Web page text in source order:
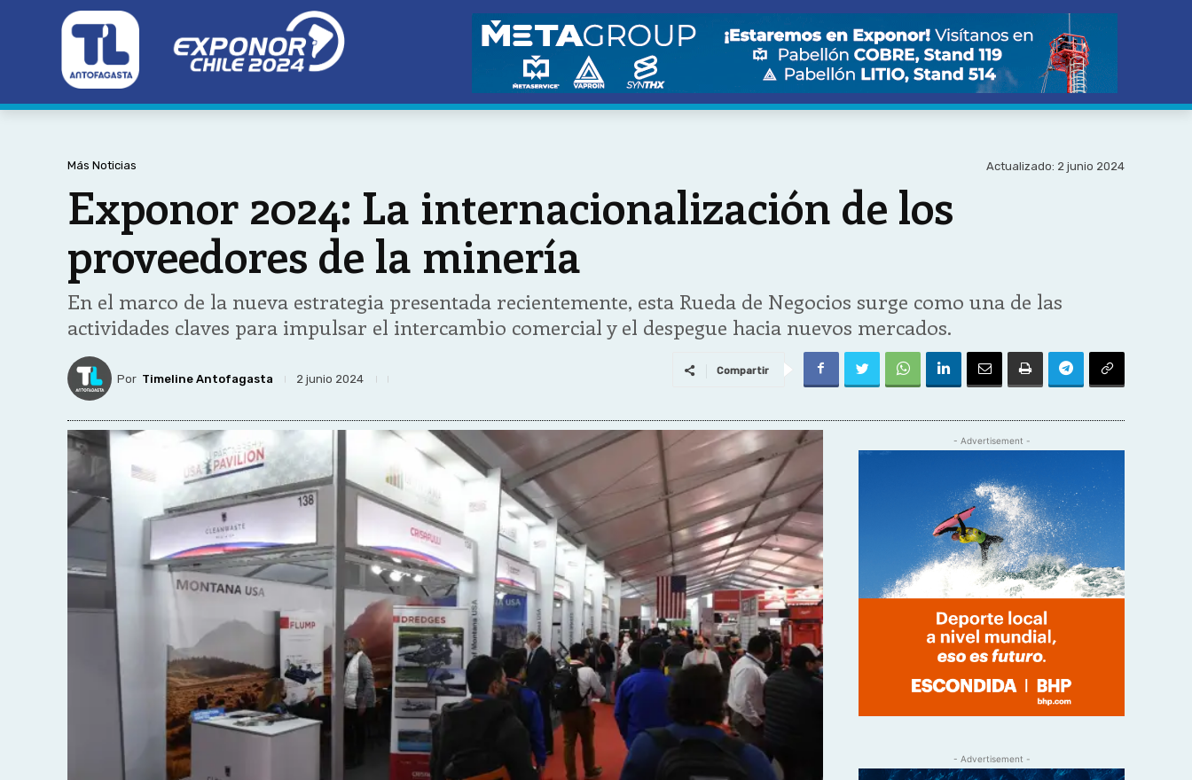
Más Noticias Actualizado: 2 junio 2024
Exponor 2024: La internacionalización de los
proveedores de la minería
En el marco de la nueva estrategia presentada recientemente, esta Rueda de Negocios surge como una de las
actividades claves para impulsar el intercambio comercial y el despegue hacia nuevos mercados.
Por Timeline Antofagasta 2 junio 2024
Compartir
- Advertisement -
- Advertisement -